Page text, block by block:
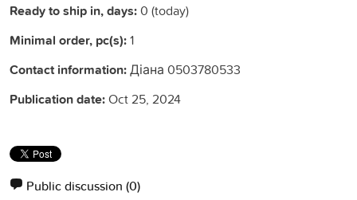
Ready to ship in, days:0 (today)
Minimal order, pc(s):1
Contact information:Діана 0503780533
Publication date:Oct 25, 2024
Public discussion (0)